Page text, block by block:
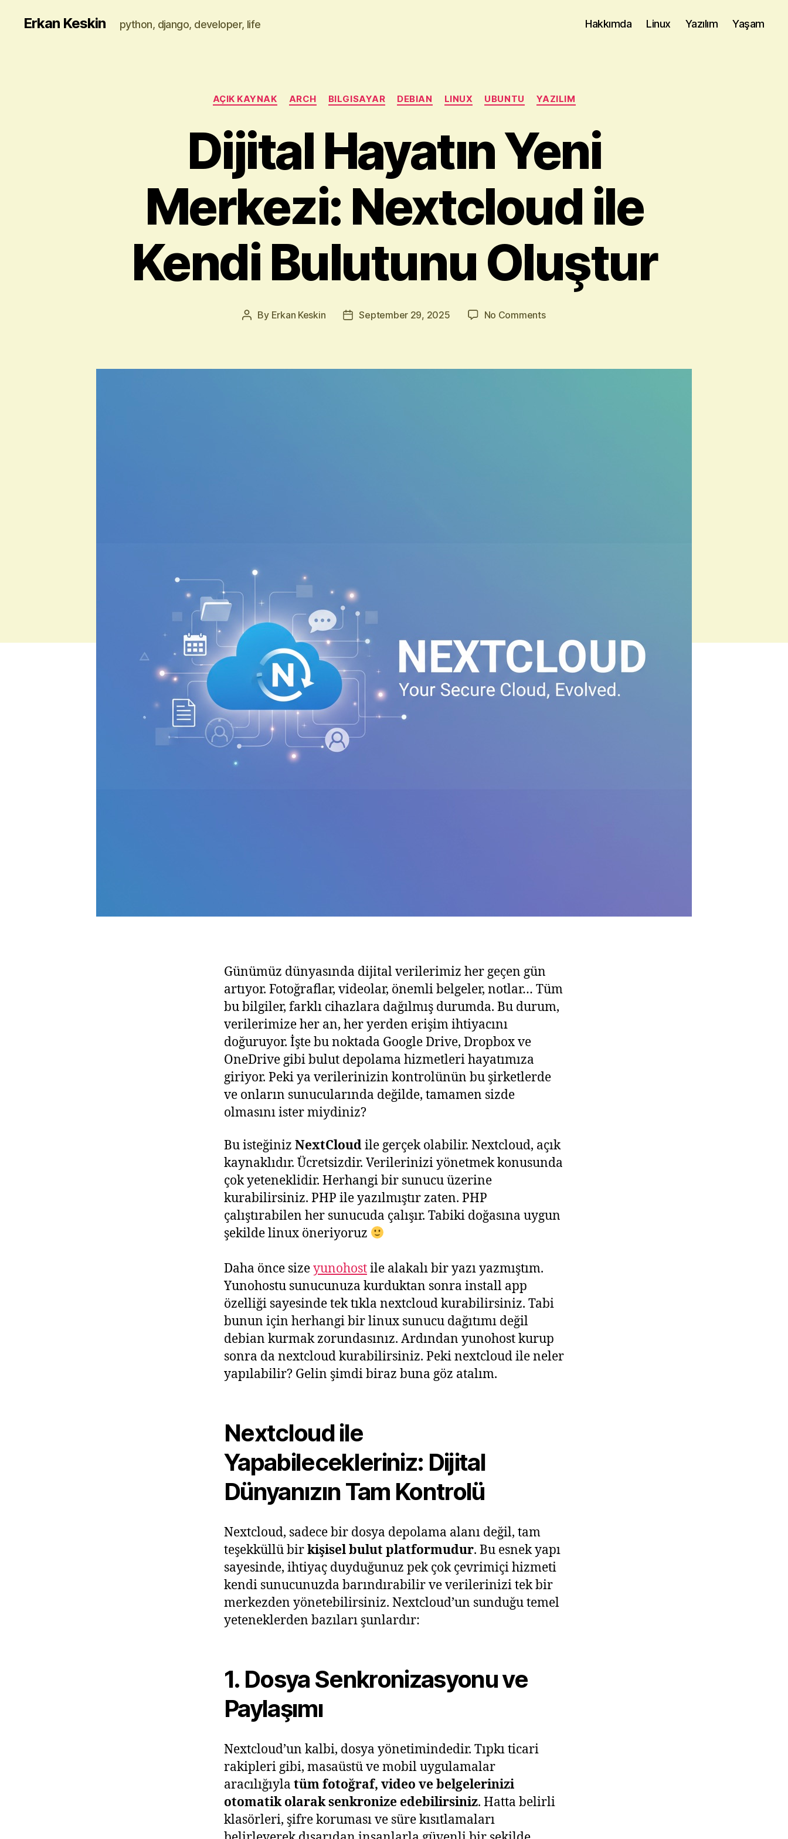
Erkan Keskin python, django, developer, life Hakkımda Linux Yazılım Yaşam
Categories
AÇIK KAYNAK ARCH BILGISAYAR DEBIAN LINUX UBUNTU YAZILIM
Dijital Hayatın Yeni
Merkezi: Nextcloud ile
Kendi Bulutunu Oluştur
Post
By Erkan Keskin
PostSeptember 29, 2025 No Commentson
Merkezi:
Günümüz dünyasında dijital verilerimiz her geçen gün
artıyor. Fotoğraflar, videolar, önemli belgeler, notlar… Tüm
bu bilgiler, farklı cihazlara dağılmış durumda. Bu durum,
verilerimize her an, her yerden erişim ihtiyacını
doğuruyor. İşte bu noktada Google Drive, Dropbox ve
OneDrive gibi bulut depolama hizmetleri hayatımıza
giriyor. Peki ya verilerinizin kontrolünün bu şirketlerde
ve onların sunucularında değilde, tamamen sizde
olmasını ister miydiniz?
Bu isteğiniz NextCloudile gerçek olabilir. Nextcloud, açık
kaynaklıdır. Ücretsizdir. Verilerinizi yönetmek konusunda
çok yeteneklidir. Herhangi bir sunucu üzerine
kurabilirsiniz. PHP ile yazılmıştır zaten. PHP
çalıştırabilen her sunucuda çalışır. Tabiki doğasına uygun
şekilde linux öneriyoruz
Daha önce sizeyunohostile alakalı bir yazı yazmıştım.
Yunohostu sunucunuza kurduktan sonra install app
özelliği sayesinde tek tıkla nextcloud kurabilirsiniz. Tabi
bunun için herhangi bir linux sunucu dağıtımı değil
debian kurmak zorundasınız. Ardından yunohost kurup
sonra da nextcloud kurabilirsiniz. Peki nextcloud ile neler
yapılabilir? Gelin şimdi biraz buna göz atalım.
Nextcloud ile
Yapabilecekleriniz: Dijital
Dünyanızın Tam Kontrolü
Nextcloud, sadece bir dosya depolama alanı değil, tam
teşekküllü birkişisel bulut platformudur. Bu esnek yapı
sayesinde, ihtiyaç duyduğunuz pek çok çevrimiçi hizmeti
kendi sunucunuzda barındırabilir ve verilerinizi tek bir
merkezden yönetebilirsiniz. Nextcloud’un sunduğu temel
yeteneklerden bazıları şunlardır:
1. Dosya Senkronizasyonu ve
Paylaşımı
Nextcloud’un kalbi, dosya yönetimindedir. Tıpkı ticari
rakipleri gibi, masaüstü ve mobil uygulamalar
aracılığıyla tüm fotoğraf, video ve belgelerinizi
otomatik olarak senkronize edebilirsiniz. Hatta belirli
klasörleri, şifre koruması ve süre kısıtlamaları